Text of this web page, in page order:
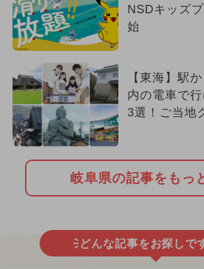
NSDキッズ
始
【東海】駅
内の電車で
3選！ご当地
岐阜県の記事をもっ
どんな記事をお探しで